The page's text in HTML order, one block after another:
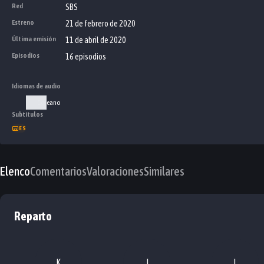
Red SBS
Estreno 21 de febrero de 2020
Última emisión 11 de abril de 2020
Episodios 16 episodios
Idiomas de audio
Coreano
Subtítulos
ES
ElencoComentariosValoracionesSimilares
Reparto